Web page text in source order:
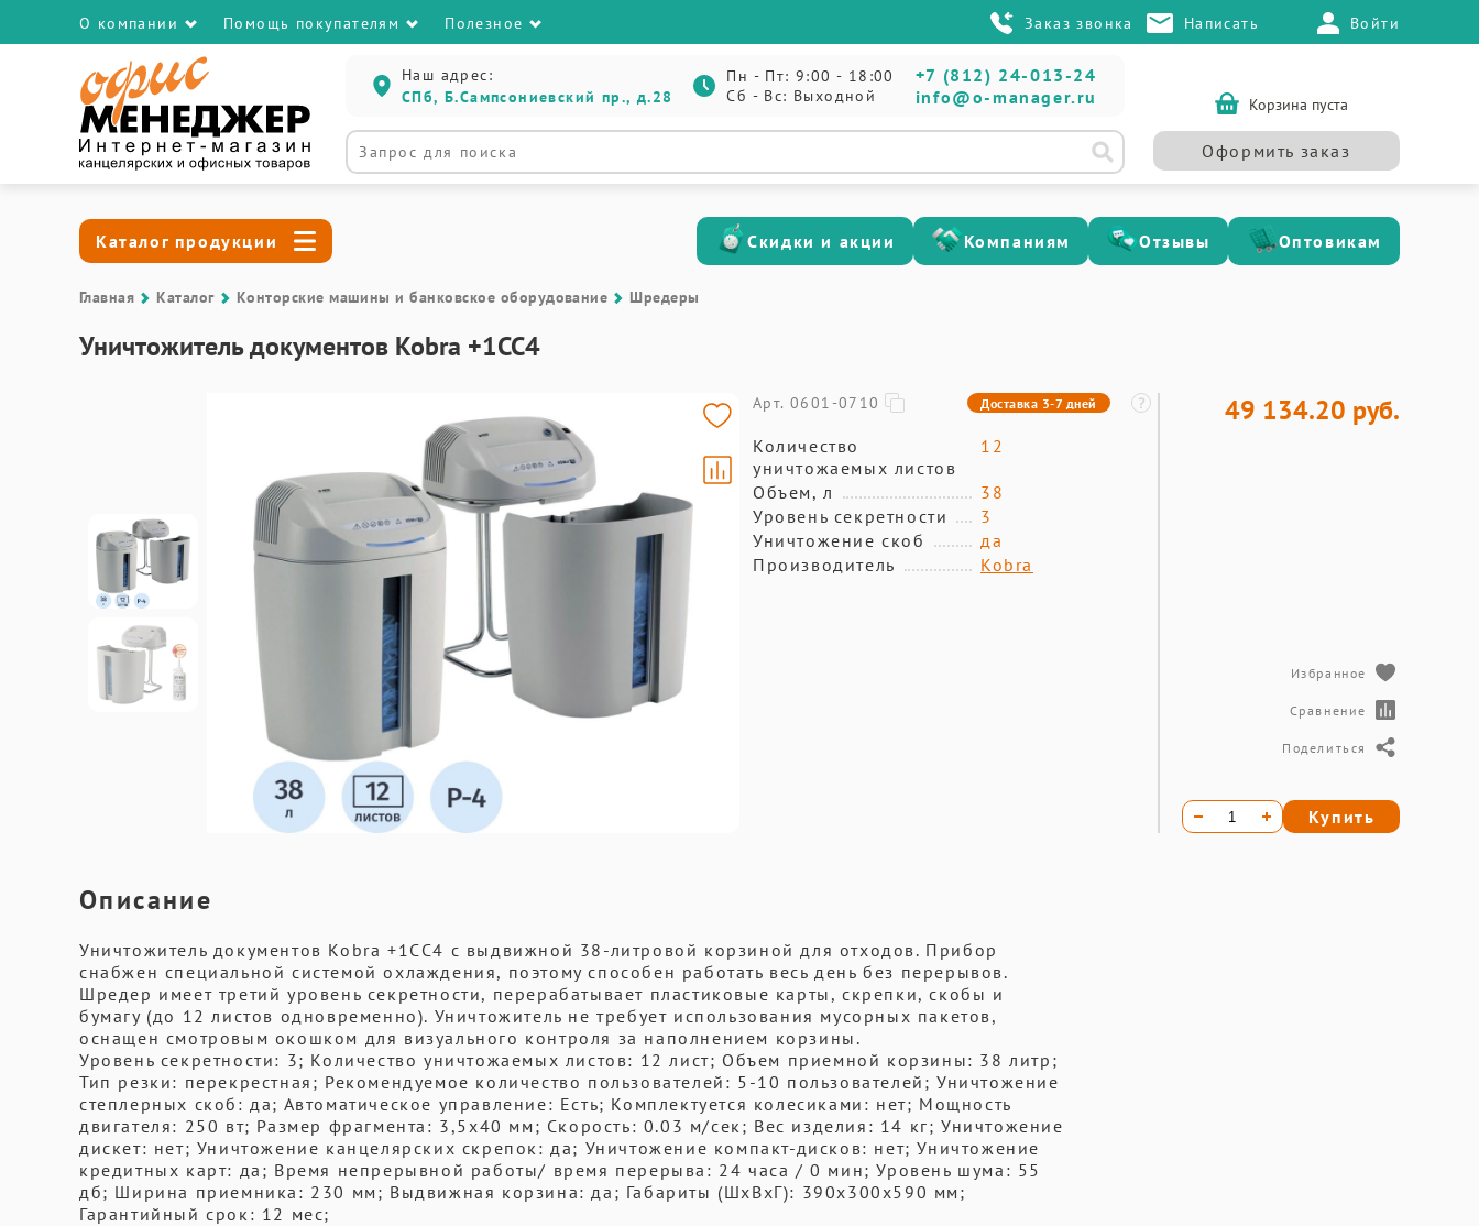
О компании Помощь покупателям Полезное Заказ звонка Написать Войти
Наш адрес:
СПб, Б.Сампсониевский пр., д.28
Пн - Пт: 9:00 - 18:00
Сб - Вс: Выходной
+7 (812) 24-013-24
info@o-manager.ru
Корзина пуста
Оформить заказ
Каталог продукции Скидки и акции Компаниям Отзывы Оптовикам
Главная Каталог Контоpские машины и банковское оборудование Шредеры
Уничтожитель документов Kobra +1CC4
Арт. 0601-0710 Доставка 3-7 дней
Количество
уничтожаемых листов
12
Объем, л
38
Уровень секретности
3
Уничтожение скоб
да
Производитель
Kobra
Описание
Уничтожитель документов Kobra +1CC4 с выдвижной 38-литровой корзиной для отходов. Прибор
снабжен специальной системой охлаждения, поэтому способен работать весь день без перерывов.
Шредер имеет третий уровень секретности, перерабатывает пластиковые карты, скрепки, скобы и
бумагу (до 12 листов одновременно). Уничтожитель не требует использования мусорных пакетов,
оснащен смотровым окошком для визуального контроля за наполнением корзины.
Уровень секретности: 3; Количество уничтожаемых листов: 12 лист; Объем приемной корзины: 38 литр;
Тип резки: перекрестная; Рекомендуемое количество пользователей: 5-10 пользователей; Уничтожение
степлерных скоб: да; Автоматическое управление: Есть; Комплектуется колесиками: нет; Мощность
двигателя: 250 вт; Размер фрагмента: 3,5х40 мм; Скорость: 0.03 м/сек; Вес изделия: 14 кг; Уничтожение
дискет: нет; Уничтожение канцелярских скрепок: да; Уничтожение компакт-дисков: нет; Уничтожение
кредитных карт: да; Время непрерывной работы/ время перерыва: 24 часа / 0 мин; Уровень шума: 55
дб; Ширина приемника: 230 мм; Выдвижная корзина: да; Габариты (ШхВхГ): 390x300x590 мм;
Гарантийный срок: 12 мес;
49 134.20 руб.
Избранное
Сравнение
Поделиться
Купить